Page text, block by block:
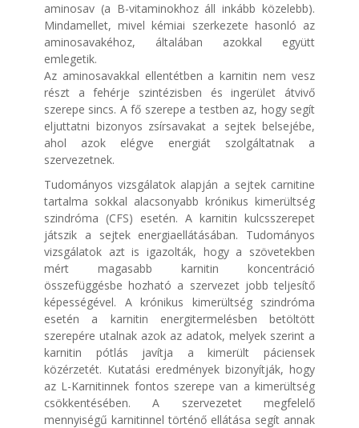
aminosav (a B-vitaminokhoz áll inkább közelebb).
Mindamellet, mivel kémiai szerkezete hasonló az
aminosavakéhoz, általában azokkal együtt
emlegetik.
Az aminosavakkal ellentétben a karnitin nem vesz
részt a fehérje szintézisben és ingerület átvivő
szerepe sincs. A fő szerepe a testben az, hogy segít
eljuttatni bizonyos zsírsavakat a sejtek belsejébe,
ahol azok elégve energiát szolgáltatnak a
szervezetnek.
Tudományos vizsgálatok alapján a sejtek carnitine
tartalma sokkal alacsonyabb krónikus kimerültség
szindróma (CFS) esetén. A karnitin kulcsszerepet
játszik a sejtek energiaellátásában. Tudományos
vizsgálatok azt is igazolták, hogy a szövetekben
mért magasabb karnitin koncentráció
összefüggésbe hozható a szervezet jobb teljesítő
képességével. A krónikus kimerültség szindróma
esetén a karnitin energitermelésben betöltött
szerepére utalnak azok az adatok, melyek szerint a
karnitin pótlás javítja a kimerült páciensek
közérzetét. Kutatási eredmények bizonyítják, hogy
az L-Karnitinnek fontos szerepe van a kimerültség
csökkentésében. A szervezetet megfelelő
mennyiségű karnitinnel történő ellátása segít annak